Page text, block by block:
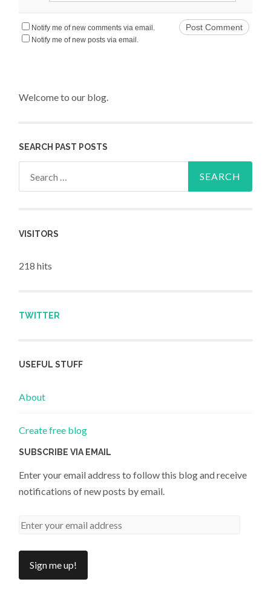
Notify me of new comments via email.
Notify me of new posts via email.
Welcome to our blog.
SEARCH PAST POSTS
VISITORS
218 hits
TWITTER
USEFUL STUFF
About
Create free blog
SUBSCRIBE VIA EMAIL
Enter your email address to follow this blog and receive
notifications of new posts by email.